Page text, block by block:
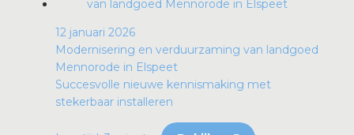
12 januari 2026
Modernisering en verduurzaming van landgoed
Mennorode in Elspeet
Succesvolle nieuwe kennismaking met
stekerbaar installeren